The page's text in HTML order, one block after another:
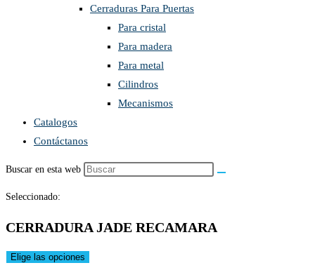
Cerraduras Para Puertas
Para cristal
Para madera
Para metal
Cilindros
Mecanismos
Catalogos
Contáctanos
Buscar en esta web
Seleccionado:
CERRADURA JADE RECAMARA
Elige las opciones